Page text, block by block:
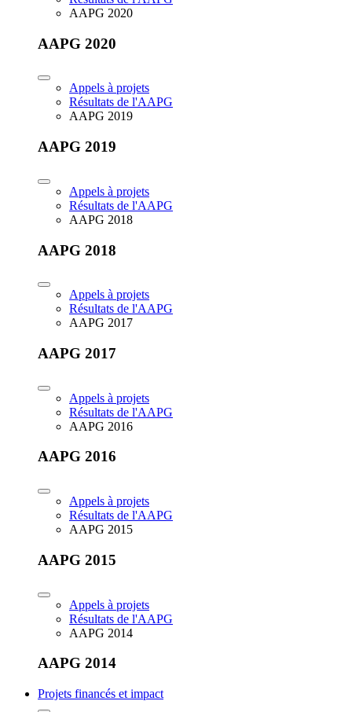
AAPG 2020
AAPG 2020
Appels à projets
Résultats de l'AAPG
AAPG 2019
AAPG 2019
Appels à projets
Résultats de l'AAPG
AAPG 2018
AAPG 2018
Appels à projets
Résultats de l'AAPG
AAPG 2017
AAPG 2017
Appels à projets
Résultats de l'AAPG
AAPG 2016
AAPG 2016
Appels à projets
Résultats de l'AAPG
AAPG 2015
AAPG 2015
Appels à projets
Résultats de l'AAPG
AAPG 2014
AAPG 2014
Projets financés et impact